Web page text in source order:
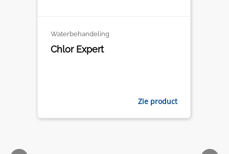
Waterbehandeling
Chlor Expert
Zie product